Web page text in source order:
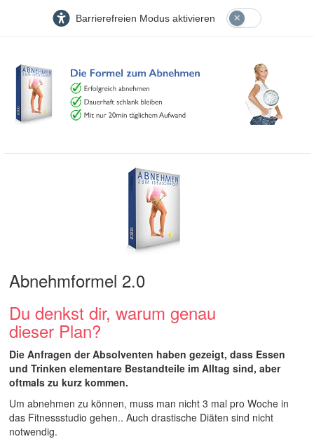
Barrierefreien Modus aktivieren
Abnehmformel 2.0
Du denkst dir, warum genau
dieser Plan?
Die Anfragen der Absolventen haben gezeigt, dass Essen
und Trinken elementare Bestandteile im Alltag sind, aber
oftmals zu kurz kommen.
Um abnehmen zu können, muss man nicht 3 mal pro Woche in
das Fitnessstudio gehen.. Auch drastische Diäten sind nicht
notwendig.